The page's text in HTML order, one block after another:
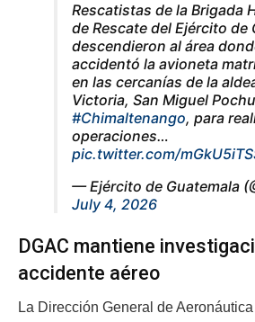
Rescatistas de la Brigada
de Rescate del Ejército de
descendieron al área
accidentó la avioneta
en las cercanías de la
Victoria, San Miguel
#Chimaltenango, para
operaciones…
pic.twitter.com/
— Ejército de Guatemala
July 4, 2026
DGAC mantiene
accidente aéreo
La Dirección General de